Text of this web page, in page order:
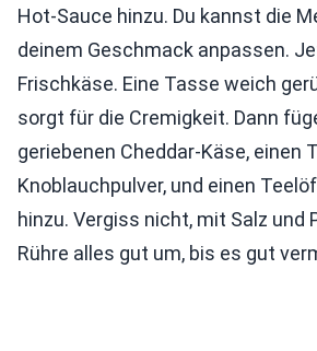
Hot-Sauce hinzu. Du kannst die
deinem Geschmack anpassen.
Frischkäse. Eine Tasse weich
sorgt für die Cremigkeit. Dann
geriebenen Cheddar-Käse, einen
Knoblauchpulver, und einen
hinzu. Vergiss nicht, mit Salz und
Rühre alles gut um, bis es gut